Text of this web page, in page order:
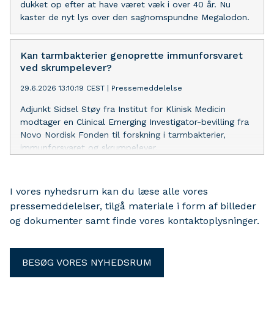
dukket op efter at have været væk i over 40 år. Nu
kaster de nyt lys over den sagnomspundne Megalodon.
Kan tarmbakterier genoprette immunforsvaret
ved skrumpelever?
29.6.2026 13:10:19 CEST Pressemeddelelse
Adjunkt Sidsel Støy fra Institut for Klinisk Medicin
modtager en Clinical Emerging Investigator-bevilling fra
Novo Nordisk Fonden til forskning i tarmbakterier,
immunforsvaret og skrumpelever.
I vores nyhedsrum kan du læse alle vores
pressemeddelelser, tilgå materiale i form af billeder
og dokumenter samt finde vores kontaktoplysninger.
BESØG VORES NYHEDSRUM